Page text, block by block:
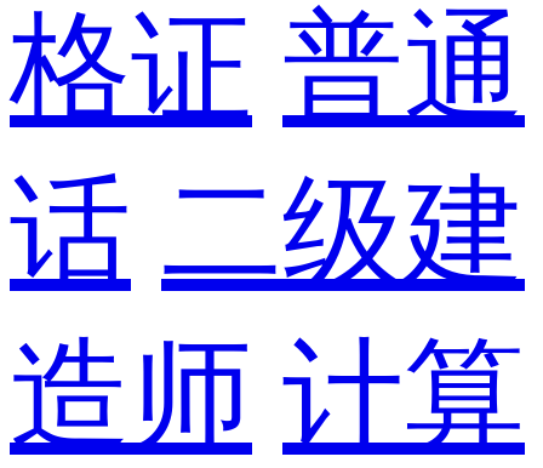
格证 普通
话 二级建
造师 计算